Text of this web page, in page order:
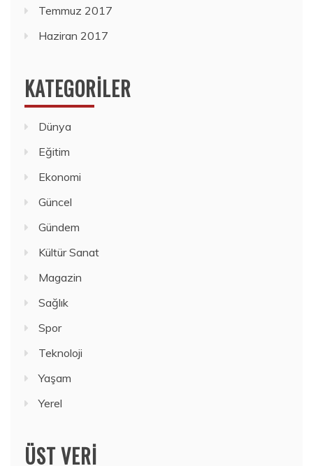
Temmuz 2017
Haziran 2017
KATEGORILER
Dünya
Eğitim
Ekonomi
Güncel
Gündem
Kültür Sanat
Magazin
Sağlık
Spor
Teknoloji
Yaşam
Yerel
ÜST VERI